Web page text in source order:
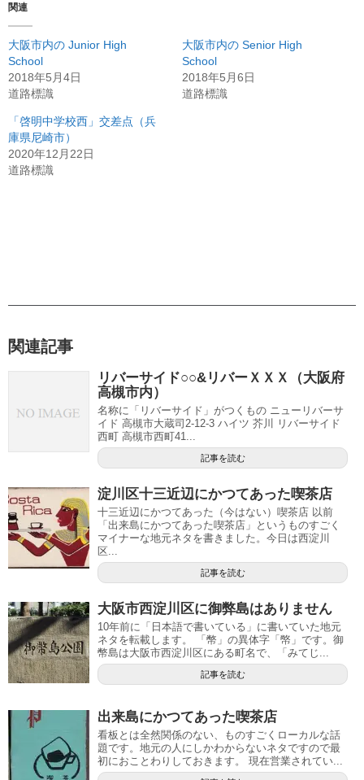
関連
大阪市内の Junior High
School
2018年5月4日
道路標識
大阪市内の Senior High
School
2018年5月6日
道路標識
「啓明中学校西」交差点（兵
庫県尼崎市）
2020年12月22日
道路標識
関連記事
リバーサイド○○&リバーＸＸＸ（大阪府
高槻市内）
名称に「リバーサイド」がつくもの ニューリバーサ
イド 高槻市大蔵司2-12-3 ハイツ 芥川 リバーサイド
西町 高槻市西町41...
記事を読む
淀川区十三近辺にかつてあった喫茶店
十三近辺にかつてあった（今はない）喫茶店 以前
「出来島にかつてあった喫茶店」というものすごく
マイナーな地元ネタを書きました。今日は西淀川
区...
記事を読む
大阪市西淀川区に御弊島はありません
10年前に「日本語で書いている」に書いていた地元
ネタを転載します。 「幣」の異体字「幤」です。御
幣島は大阪市西淀川区にある町名で、「みてじ...
記事を読む
出来島にかつてあった喫茶店
看板とは全然関係のない、ものすごくローカルな話
題です。地元の人にしかわからないネタですので最
初におことわりしておきます。 現在営業されてい...